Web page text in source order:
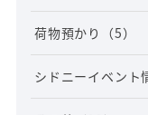
荷物預かり （5）
シドニーイベント